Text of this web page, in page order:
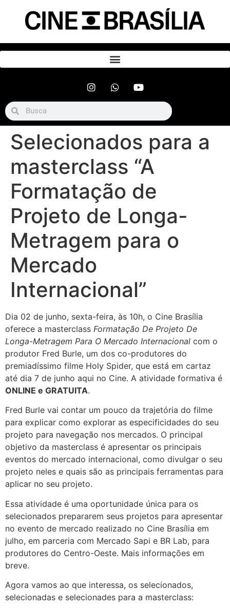
Selecionados para a
masterclass “A
Formatação de
Projeto de Longa-
Metragem para o
Mercado
Internacional”
Dia 02 de junho, sexta-feira, às 10h, o Cine Brasília
oferece a masterclass Formatação De Projeto De
Longa-Metragem Para O Mercado Internacional com o
produtor Fred Burle, um dos co-produtores do
premiadíssimo filme Holy Spider, que está em cartaz
até dia 7 de junho aqui no Cine. A atividade formativa é
ONLINE e GRATUITA.
Fred Burle vai contar um pouco da trajetória do filme
para explicar como explorar as especificidades do seu
projeto para navegação nos mercados. O principal
objetivo da masterclass é apresentar os principais
eventos do mercado internacional, como divulgar o seu
projeto neles e quais são as principais ferramentas para
aplicar no seu projeto.
Essa atividade é uma oportunidade única para os
selecionados prepararem seus projetos para apresentar
no evento de mercado realizado no Cine Brasília em
julho, em parceria com Mercado Sapi e BR Lab, para
produtores do Centro-Oeste. Mais informações em
breve.
Agora vamos ao que interessa, os selecionados,
selecionadas e selecionades para a masterclass: